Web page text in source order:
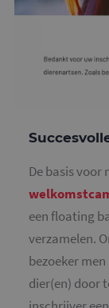
De basis voor
een floating
verzamelen.
bezoeker
dier(en) door